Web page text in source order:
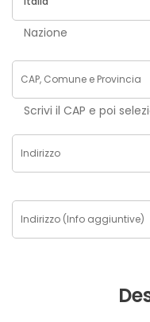
Nazione
Scrivi il CAP e poi